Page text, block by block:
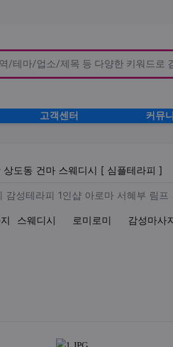
고객센터 커뮤
[ 심플테라피 ]
상도동 건마 스웨디시 [ 심플테라피 ]
] 스웨디시 로
감성테라피 1인샵 아로마 서혜부 림
스웨디시 로미로미 감성마사